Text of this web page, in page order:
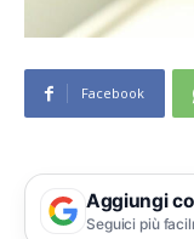
Facebook
Aggiungi
Seguici più